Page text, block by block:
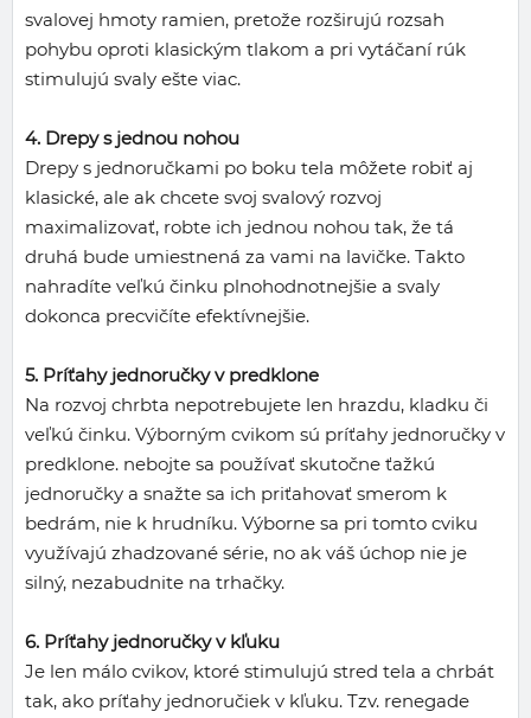
svalovej hmoty ramien, pretože rozširujú rozsah
pohybu oproti klasickým tlakom a pri vytáčaní rúk
stimulujú svaly ešte viac.
4. Drepy s jednou nohou
Drepy s jednoručkami po boku tela môžete robiť aj
klasické, ale ak chcete svoj svalový rozvoj
maximalizovať, robte ich jednou nohou tak, že tá
druhá bude umiestnená za vami na lavičke. Takto
nahradíte veľkú činku plnohodnotnejšie a svaly
dokonca precvičíte efektívnejšie.
5. Príťahy jednoručky v predklone
Na rozvoj chrbta nepotrebujete len hrazdu, kladku či
veľkú činku. Výborným cvikom sú príťahy jednoručky v
predklone. nebojte sa používať skutočne ťažkú
jednoručky a snažte sa ich priťahovať smerom k
bedrám, nie k hrudníku. Výborne sa pri tomto cviku
využívajú zhadzované série, no ak váš úchop nie je
silný, nezabudnite na trhačky.
6. Príťahy jednoručky v kľuku
Je len málo cvikov, ktoré stimulujú stred tela a chrbát
tak, ako príťahy jednoručiek v kľuku. Tzv. renegade